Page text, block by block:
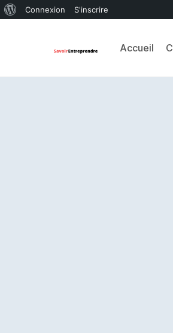
Connexion S'inscrire
Accueil